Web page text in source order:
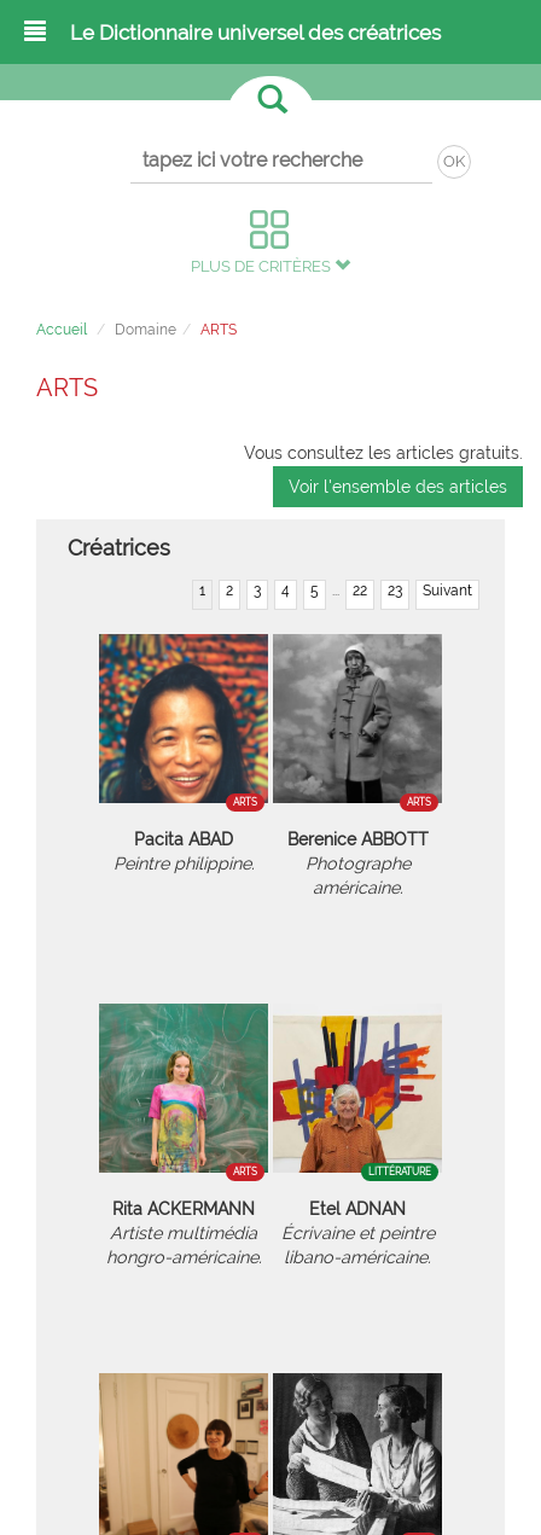
Le Dictionnaire universel des créatrices
OK
PLUS DE CRITÈRES
Accueil Domaine ARTS
ARTS
Vous consultez les articles gratuits.
Voir l'ensemble des articles
Créatrices
1 2 3 4 5 ... 22 23 Suivant
ARTS
Pacita ABAD
Peintre philippine.
ARTS
Berenice ABBOTT
Photographe
américaine.
ARTS
Rita ACKERMANN
Artiste multimédia
hongro-américaine.
LITTÉRATURE
Etel ADNAN
Écrivaine et peintre
libano-américaine.